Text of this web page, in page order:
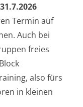
Termin auf
Auch bei
freies
also fürs
in kleinen